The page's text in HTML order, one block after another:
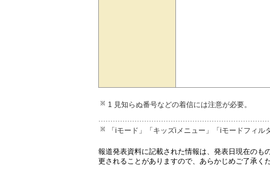
1 見知らぬ番号などの着信には注意が必要。
「iモード」「キッズiメニュー」「iモードフィ
報道発表資料に記載された情報は、発表日現在のも
更されることがありますので、あらかじめご了承く